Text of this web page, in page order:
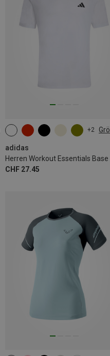
+2
adidas
CHF 27.45
S M XL XXL